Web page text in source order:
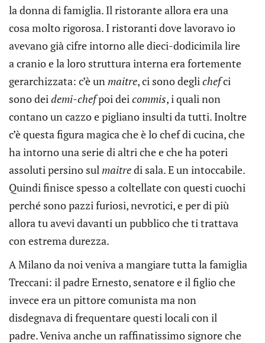
la donna di famiglia. Il ristorante allora era una
cosa molto rigorosa. I ristoranti dove lavoravo io
avevano già cifre intorno alle dieci-dodicimila lire
a cranio e la loro struttura interna era fortemente
gerarchizzata: c’è unmaitre, ci sono deglichefci
sono deidemi-chefpoi deicommis, i quali non
contano un cazzo e pigliano insulti da tutti. Inoltre
c’è questa figura magica che è lo chef di cucina, che
ha intorno una serie di altri che e che ha poteri
assoluti persino sulmaitredi sala. E un intoccabile.
Quindi finisce spesso a coltellate con questi cuochi
perché sono pazzi furiosi, nevrotici, e per di più
allora tu avevi davanti un pubblico che ti trattava
con estrema durezza.
A Milano da noi veniva a mangiare tutta la famiglia
Treccani: il padre Ernesto, senatore e il figlio che
invece era un pittore comunista ma non
disdegnava di frequentare questi locali con il
padre. Veniva anche un raffinatissimo signore che